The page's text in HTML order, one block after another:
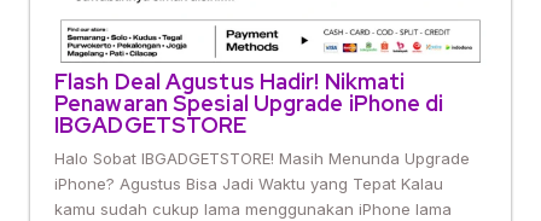
Flash Deal Agustus Hadir! Nikmati
Penawaran Spesial Upgrade iPhone di
IBGADGETSTORE
Halo Sobat IBGADGETSTORE! Masih Menunda Upgrade
iPhone? Agustus Bisa Jadi Waktu yang Tepat Kalau
kamu sudah cukup lama menggunakan iPhone lama